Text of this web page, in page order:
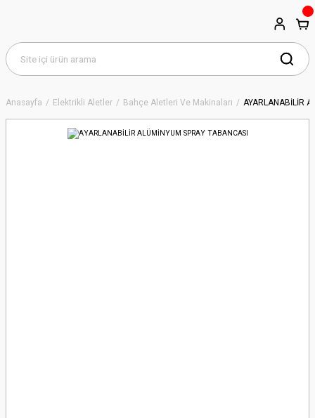
Anasayfa Elektrikli Aletler Bahçe Aletleri Ve Makinaları AYARLANABİLİR